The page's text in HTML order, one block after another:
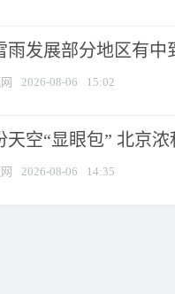
雨发展部分地区有中
2026-08-06 15:02
天空“显眼包” 北京
2026-08-06 14:35